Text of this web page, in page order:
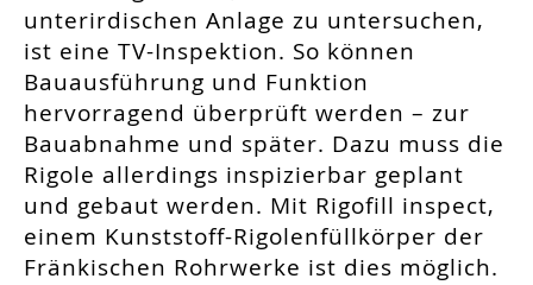
unterirdischen Anlage zu untersuchen,
ist eine TV-Inspektion. So können
Bauausführung und Funktion
hervorragend überprüft werden – zur
Bauabnahme und später. Dazu muss die
Rigole allerdings inspizierbar geplant
und gebaut werden. Mit Rigofill inspect,
einem Kunststoff-Rigolenfüllkörper der
Fränkischen Rohrwerke ist dies möglich.